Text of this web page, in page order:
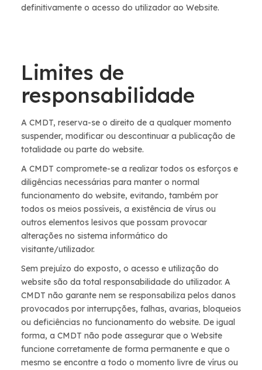
definitivamente o acesso do utilizador ao Website.
Limites de
responsabilidade
A CMDT, reserva-se o direito de a qualquer momento
suspender, modificar ou descontinuar a publicação de
totalidade ou parte do website.
A CMDT compromete-se a realizar todos os esforços e
diligências necessárias para manter o normal
funcionamento do website, evitando, também por
todos os meios possíveis, a existência de vírus ou
outros elementos lesivos que possam provocar
alterações no sistema informático do
visitante/utilizador.
Sem prejuízo do exposto, o acesso e utilização do
website são da total responsabilidade do utilizador. A
CMDT não garante nem se responsabiliza pelos danos
provocados por interrupções, falhas, avarias, bloqueios
ou deficiências no funcionamento do website. De igual
forma, a CMDT não pode assegurar que o Website
funcione corretamente de forma permanente e que o
mesmo se encontre a todo o momento livre de vírus ou